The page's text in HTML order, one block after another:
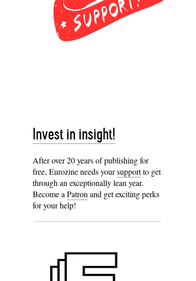
Invest in insight!
After over 20 years of publishing for
free, Eurozine needs yoursupportto get
through an exceptionally lean year.
Become aPatronand get exciting perks
for your help!